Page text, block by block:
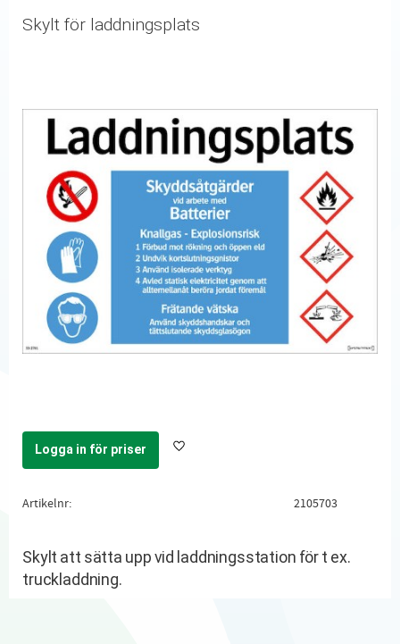
Skylt för laddningsplats
Logga in för priser Lägg till i favoriter
Artikelnr 2105703
Skylt att sätta upp vid laddningsstation för t ex.
truckladdning.